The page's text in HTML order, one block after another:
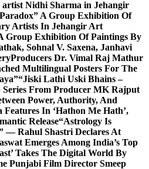
Nidhi Sharma in Jehangir
A Group Exhibition Of
Artists In Jehangir Art
Group Exhibition Of Paintings By
Sohnal V. Saxena, Janhavi
Producers Dr. Vimal Raj Mathur
Multilingual Posters For The
“Jiski Lathi Uski Bhains –
Series From Producer MK Rajput
Power, Authority, And
Features In ‘Hathon Me Hath’,
Release“Astrology Is
— Rahul Shastri Declares At
Emerges Among India’s Top
Takes The Digital World By
Punjabi Film Director Smeep